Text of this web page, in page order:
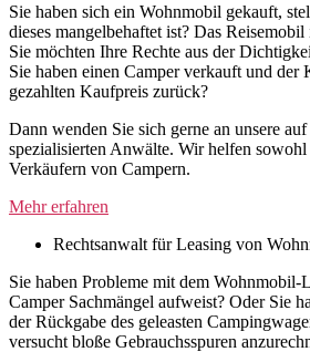
Sie haben sich ein Wohnmobil gekauft,
dieses mangelbehaftet ist? Das
Sie möchten Ihre Rechte aus der
Sie haben einen Camper verkauft und der
gezahlten Kaufpreis zurück?
Dann wenden Sie sich gerne an unsere
spezialisierten Anwälte. Wir helfen
Verkäufern von Campern.
Mehr erfahren
Rechtsanwalt für Leasing von
Sie haben Probleme mit dem Wohnmobil-
Camper Sachmängel aufweist? Oder Sie
der Rückgabe des geleasten
versucht bloße Gebrauchsspuren